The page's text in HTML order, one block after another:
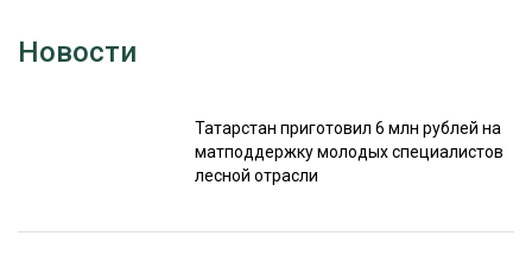
Новости
Татарстан приготовил 6 млн рублей на
матподдержку молодых специалистов
лесной отрасли